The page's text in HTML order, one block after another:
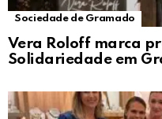
Sociedade de Gramado
Vera Roloff marca
Solidariedade em